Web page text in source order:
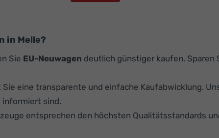
in Melle?
Sie EU-Neuwagen deutlich günstiger kaufen. Sparen
eine transparente und einfache Kaufabwicklung.
informiert sind.
entsprechen den höchsten Qualitätsstandards